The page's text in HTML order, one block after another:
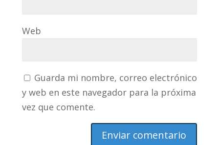
Web
Guarda mi nombre, correo electrónico
y web en este navegador para la próxima
vez que comente.